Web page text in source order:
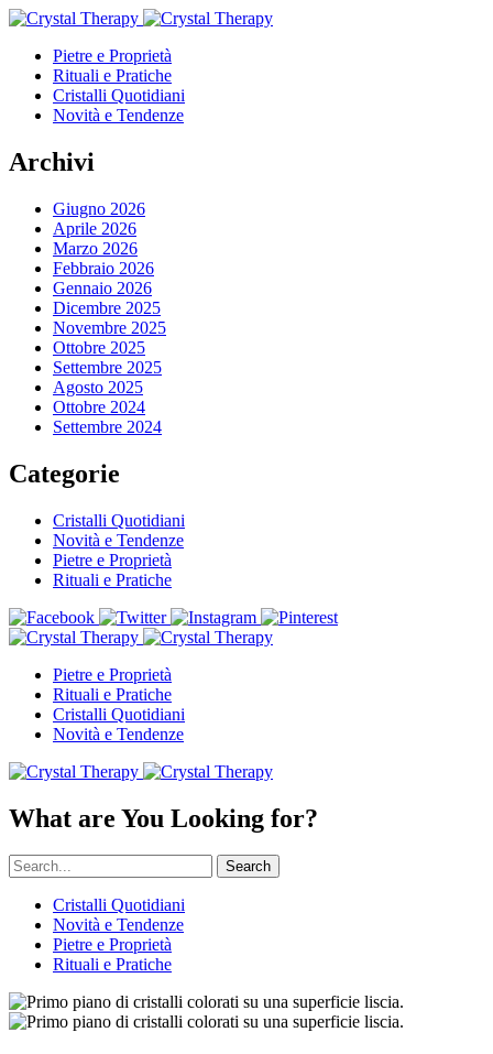
Pietre e Proprietà
Rituali e Pratiche
Cristalli Quotidiani
Novità e Tendenze
Archivi
Giugno 2026
Aprile 2026
Marzo 2026
Febbraio 2026
Gennaio 2026
Dicembre 2025
Novembre 2025
Ottobre 2025
Settembre 2025
Agosto 2025
Ottobre 2024
Settembre 2024
Categorie
Cristalli Quotidiani
Novità e Tendenze
Pietre e Proprietà
Rituali e Pratiche
Pietre e Proprietà
Rituali e Pratiche
Cristalli Quotidiani
Novità e Tendenze
What are You Looking for?
Search
Cristalli Quotidiani
Novità e Tendenze
Pietre e Proprietà
Rituali e Pratiche